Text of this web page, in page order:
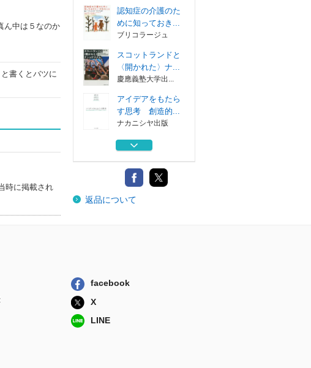
ん中は５なのか
書くとバツに
時に掲載され
認知症の介護のた
めに知っておき...
ブリコラージュ
スコットランドと
〈開かれた〉ナ...
慶應義塾大学出...
アイデアをもたら
す思考 創造的...
ナカニシヤ出版
条解行政情報関連
弘文堂
臨床実習生・若手
ＰＴのための理...
〈開かれた〉ナ...
返品について
facebook
X
LINE